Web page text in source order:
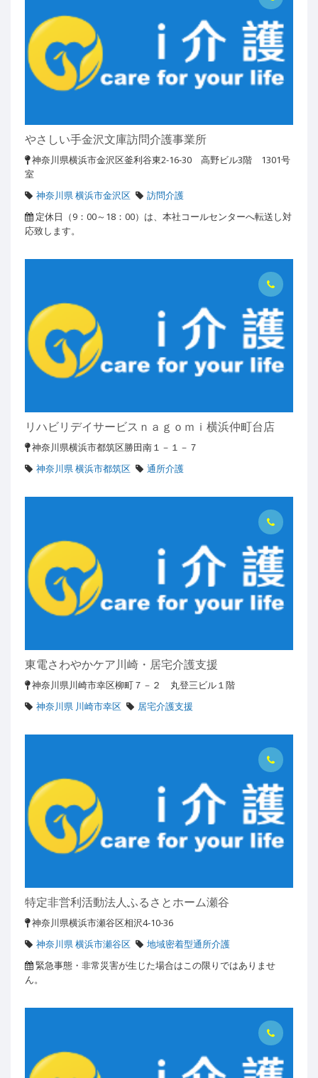
やさしい手金沢文庫訪問介護事業所
神奈川県横浜市金沢区釜利谷東2-16-30 高野ビル3階 1301号
室
神奈川県 横浜市金沢区
訪問介護
定休日（9：00～18：00）は、本社コールセンターへ転送し対
応致します。
リハビリデイサービスｎａｇｏｍｉ横浜仲町台店
神奈川県横浜市都筑区勝田南１－１－７
神奈川県 横浜市都筑区
通所介護
東電さわやかケア川崎・居宅介護支援
神奈川県川崎市幸区柳町７－２ 丸登三ビル１階
神奈川県 川崎市幸区
居宅介護支援
特定非営利活動法人ふるさとホーム瀬谷
神奈川県横浜市瀬谷区相沢4-10-36
神奈川県 横浜市瀬谷区
地域密着型通所介護
緊急事態・非常災害が生じた場合はこの限りではありませ
ん。